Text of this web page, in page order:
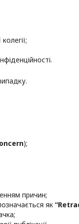
);
причин;
як